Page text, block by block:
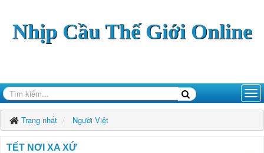
Nhịp Cầu Thế Giới Online
Trang nhất Người Việt
TẾT NƠI XA XỨ